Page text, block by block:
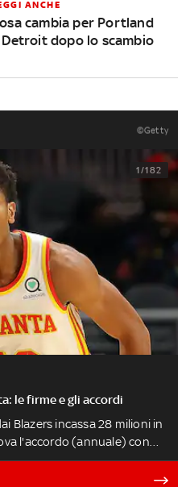
ANCHE
cambia per Portland
Detroit dopo lo scambio
©Getty
1/182
le firme e gli accordi
Blazers incassa 28 milioni in
l'accordo (annuale) con
estende Brandon Clarke, i
Porter Jr. Questi sono